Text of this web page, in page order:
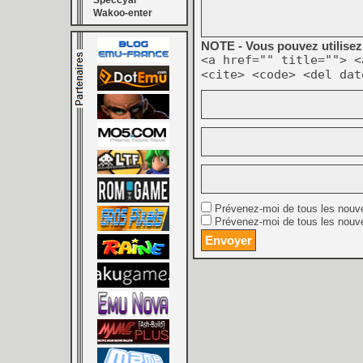
Wakoo-enter
NOTE - Vous pouvez
<a href="" title="">
<cite> <code> <del
Prévenez-moi de tous les
Prévenez-moi de tous les